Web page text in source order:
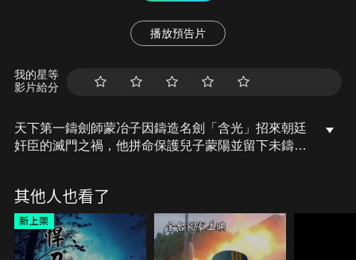
播放預告片
我的星等
影片給分
天下第一鑄劍師蒙冶子因鑄造名劍「含光」招來朝廷
奸臣的滅門之禍，他拼命保護兒子蒙陽並留下未鑄成
機緣巧合下，蒙陽接到護送太子回宮繼位的任務，蒙
陽接下任務，卻再次引來殺身之禍。同伴幾人接連犧
牲，危急時刻蒙陽理解了父親留下承影劍的含義，終
於鑄成承影劍，並查明家族滅門真相，報了家仇也輔
其他人也看了